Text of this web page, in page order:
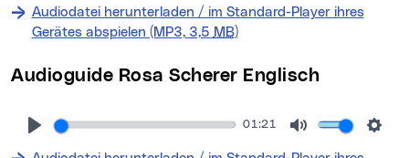
Audiodatei herunterladen / im Standard-Player ihres
Gerätes abspielen (MP3, 3,5 MB)(neues Fenster)
Audioguide Rosa Scherer Englisch
01:21